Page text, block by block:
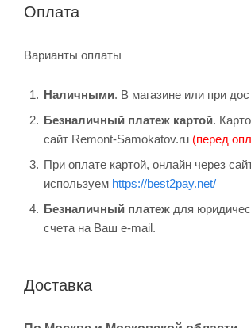
Оплата
Варианты оплаты
Наличными. В магазине или при
Безналичный платеж картой.
сайт Remont-Samokatov.ru (перед
При оплате картой, онлайн через
используем https://best2pay.net/
Безналичный платеж для
счета на Ваш e-mail.
Доставка